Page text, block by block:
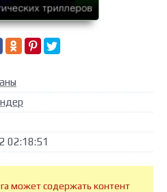
02:18:51
может содержать контент